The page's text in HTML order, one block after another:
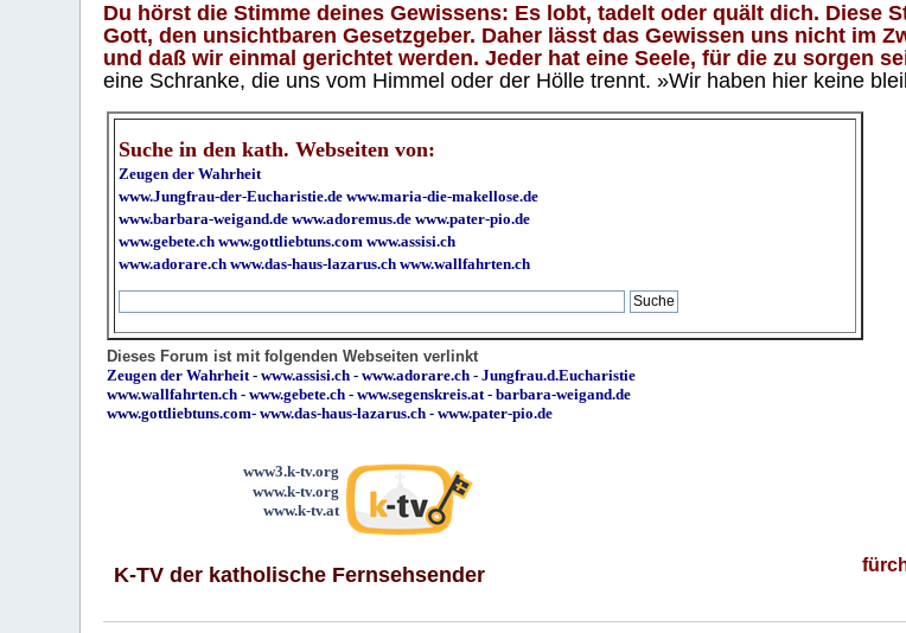
Du hörst die Stimme deines Gewissens: Es lobt, tadelt oder quält dich. Diese
Gott, den unsichtbaren Gesetzgeber. Daher lässt das Gewissen uns nicht im
und daß wir einmal gerichtet werden. Jeder hat eine Seele, für die zu sorgen
eine Schranke, die uns vom Himmel oder der Hölle trennt. »Wir haben hier keine
Suche in den kath. Webseiten von:
Zeugen der Wahrheit
www.Jungfrau-der-Eucharistie.de www.maria-die-makellose.de
www.barbara-weigand.de www.adoremus.de www.pater-pio.de
www.gebete.ch www.gottliebtuns.com www.assisi.ch
www.adorare.ch www.das-haus-lazarus.ch www.wallfahrten.ch
Dieses Forum ist mit folgenden Webseiten verlinkt
Zeugen der Wahrheit -www.assisi.ch -www.adorare.ch -Jungfrau.d.Eucharistie
www.wallfahrten.ch -www.gebete.ch -www.segenskreis.at -barbara-weigand.de
www.gottliebtuns.com-www.das-haus-lazarus.ch - www.pater-pio.de
www3.k-tv.org
www.k-tv.org
www.k-tv.at
K-TV der katholische Fernsehsender